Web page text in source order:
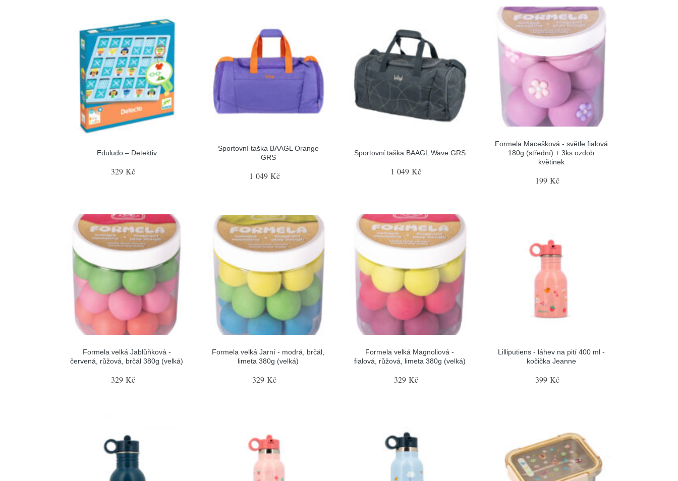
Eduludo – Detektiv
329 Kč
Sportovní taška BAAGL Orange
GRS
1 049 Kč
Sportovní taška BAAGL Wave GRS
1 049 Kč
Formela Macešková - světle fialová
180g (střední) + 3ks ozdob
květinek
199 Kč
Formela velká Jablůňková -
červená, růžová, brčál 380g (velká)
329 Kč
Formela velká Jarní - modrá, brčál,
limeta 380g (velká)
329 Kč
Formela velká Magnoliová -
fialová, růžová, limeta 380g (velká)
329 Kč
Lilliputiens - láhev na pití 400 ml -
kočička Jeanne
399 Kč